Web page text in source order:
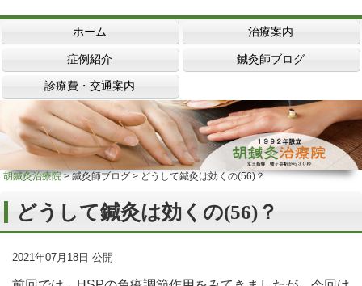
ホーム 治療案内
症例紹介 鍼灸師ブログ
診療費・交通案内
胡鍼灸治療院>鍼灸師ブログ> どうして鍼灸は効くの(56)？
どうして鍼灸は効くの(56)？
2021年07月18日 公開